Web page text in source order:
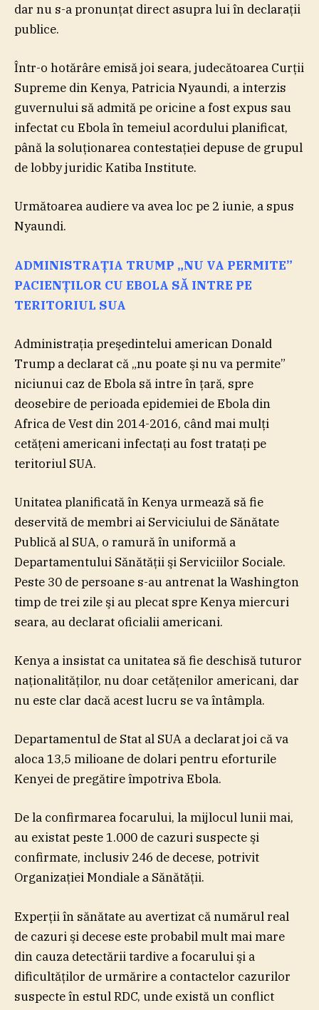
dar nu s-a pronunţat direct asupra lui în declaraţii
publice.
Într-o hotărâre emisă joi seara, judecătoarea Curţii
Supreme din Kenya, Patricia Nyaundi, a interzis
guvernului să admită pe oricine a fost expus sau
infectat cu Ebola în temeiul acordului planificat,
până la soluţionarea contestaţiei depuse de grupul
de lobby juridic Katiba Institute.
Următoarea audiere va avea loc pe 2 iunie, a spus
Nyaundi.
ADMINISTRAŢIA TRUMP „NU VA PERMITE”
PACIENŢILOR CU EBOLA SĂ INTRE PE
TERITORIUL SUA
Administraţia preşedintelui american Donald
Trump a declarat că „nu poate şi nu va permite”
niciunui caz de Ebola să intre în ţară, spre
deosebire de perioada epidemiei de Ebola din
Africa de Vest din 2014-2016, când mai mulţi
cetăţeni americani infectaţi au fost trataţi pe
teritoriul SUA.
Unitatea planificată în Kenya urmează să fie
deservită de membri ai Serviciului de Sănătate
Publică al SUA, o ramură în uniformă a
Departamentului Sănătăţii şi Serviciilor Sociale.
Peste 30 de persoane s-au antrenat la Washington
timp de trei zile şi au plecat spre Kenya miercuri
seara, au declarat oficialii americani.
Kenya a insistat ca unitatea să fie deschisă tuturor
naţionalităţilor, nu doar cetăţenilor americani, dar
nu este clar dacă acest lucru se va întâmpla.
Departamentul de Stat al SUA a declarat joi că va
aloca 13,5 milioane de dolari pentru eforturile
Kenyei de pregătire împotriva Ebola.
De la confirmarea focarului, la mijlocul lunii mai,
au existat peste 1.000 de cazuri suspecte şi
confirmate, inclusiv 246 de decese, potrivit
Organizaţiei Mondiale a Sănătăţii.
Experţii în sănătate au avertizat că numărul real
de cazuri şi decese este probabil mult mai mare
din cauza detectării tardive a focarului şi a
dificultăţilor de urmărire a contactelor cazurilor
suspecte în estul RDC, unde există un conflict